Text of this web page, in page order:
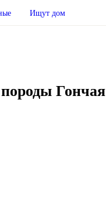
Ищут дом
Гончая